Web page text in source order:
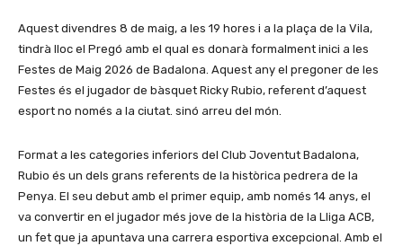
Aquest divendres 8 de maig, a les 19 hores i a la plaça de la Vila,
tindrà lloc el Pregó amb el qual es donarà formalment inici a les
Festes de Maig 2026 de Badalona. Aquest any el pregoner de les
Festes és el jugador de bàsquet Ricky Rubio, referent d’aquest
esport no només a la ciutat. sinó arreu del món.
Format a les categories inferiors del Club Joventut Badalona,
Rubio és un dels grans referents de la històrica pedrera de la
Penya. El seu debut amb el primer equip, amb només 14 anys, el
va convertir en el jugador més jove de la història de la Lliga ACB,
un fet que ja apuntava una carrera esportiva excepcional. Amb el